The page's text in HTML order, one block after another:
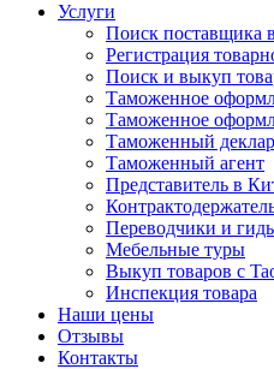
Услуги
Поиск поставщика
Регистрация
Поиск и выкуп
Таможенное
Таможенное
Таможенный
Таможенный агент
Представитель в
Переводчики и
Мебельные туры
Выкуп товаров с
Инспекция товара
Наши цены
Отзывы
Контакты